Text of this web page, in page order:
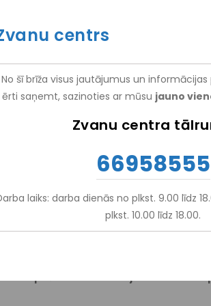
centrs "Vaivari"", (
(+371) 66 958 555
Stacionārā Rehabilitācija- Spinālo Pacientu
elpošanas disfunkciju un uzlabo
centrs
No šī brīža visus jautājumus un
ērti saņemt, sazinoties ar mūsu jauno
Zvanu centra
66958555
laiks: darba dienās no plkst. 9.00 līdz
plkst. 10.00 līdz 18.00.